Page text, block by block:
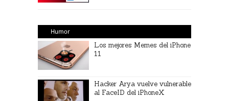
Humor
Los mejores Memes del iPhone
11
Hacker Arya vuelve vulnerable
al FaceID del iPhoneX